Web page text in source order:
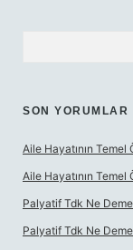
SON YORUMLAR
Aile Hayatının
Aile Hayatının
Palyatif Tdk Ne
Palyatif Tdk Ne